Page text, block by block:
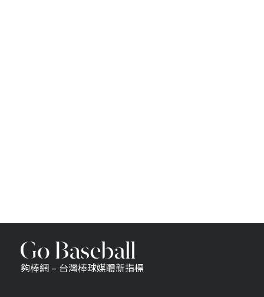
夠棒網 – 台灣棒球媒體新指標